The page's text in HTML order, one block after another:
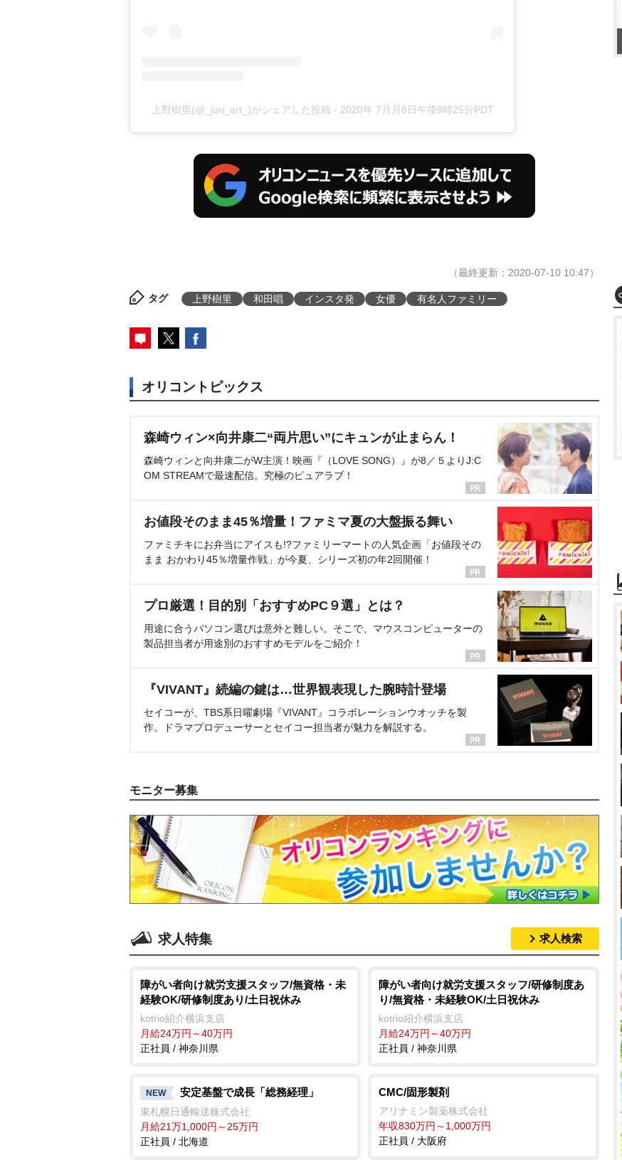
上野樹里(@_juri_art_)がシェアした投稿 - 2020年 7月月8日午後9時25分PDT
（最終更新：2020-07-10 10:47）
タグ 上野樹里 和田唱 インスタ発 女優 有名人ファミリー
オリコントピックス
森崎ウィン×向井康二“両片思い”にキュンが止まらん！
森崎ウィンと向井康二がW主演！映画『（LOVE SONG）』が8／５よりJ:C
OM STREAMで最速配信。究極のピュアラブ！
お値段そのまま45％増量！ファミマ夏の大盤振る舞い
ファミチキにお弁当にアイスも!?ファミリーマートの人気企画「お値段その
まま おかわり45％増量作戦」が今夏、シリーズ初の年2回開催！
プロ厳選！目的別「おすすめPC９選」とは？
用途に合うパソコン選びは意外と難しい。そこで、マウスコンピューターの
製品担当者が用途別のおすすめモデルをご紹介！
『VIVANT』続編の鍵は…世界観表現した腕時計登場
セイコーが、TBS系日曜劇場『VIVANT』コラボレーションウオッチを製
作。ドラマプロデューサーとセイコー担当者が魅力を解説する。
モニター募集
求人特集 求人検索
障がい者向け就労支援スタッフ/無資格・未
経験OK/研修制度あり/土日祝休み
kotrio紹介横浜支店
月給24万円～40万円
正社員 / 神奈川県
障がい者向け就労支援スタッフ/研修制度あ
り/無資格・未経験OK/土日祝休み
kotrio紹介横浜支店
月給24万円～40万円
正社員 / 神奈川県
NEW 安定基盤で成長「総務経理」
東札幌日通輸送株式会社
月給21万1,000円～25万円
正社員 / 北海道
CMC/固形製剤
アリナミン製薬株式会社
年収830万円～1,000万円
正社員 / 大阪府